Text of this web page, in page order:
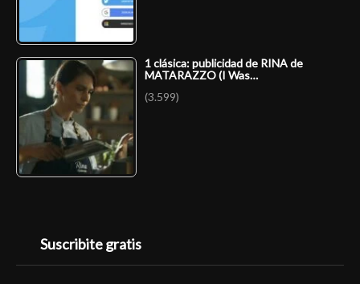
1 clásica: publicidad de RINA de
MATARAZZO (I Was…
(3.599)
Suscribite gratis